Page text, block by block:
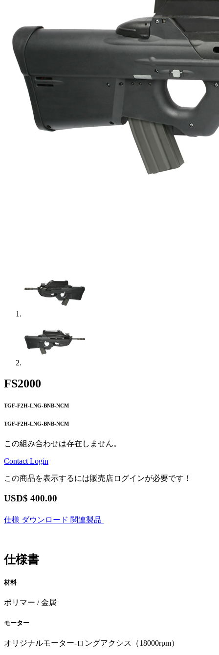
FS2000
TGF-F2H-LNG-BNB-NCM
TGF-F2H-LNG-BNB-NCM
この組み合わせは存在しません。
Contact Login
この商品を表示するには販売店ログインが必要です！
USD$ 400.00
仕様 ダウンロード 関連製品
仕様書
材料
ポリマー / 金属
モーター
オリジナルモーター-ロングアクシス（18000rpm）